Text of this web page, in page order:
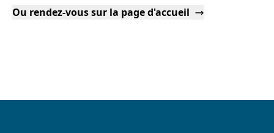
Ou rendez-vous sur la page d'accueil